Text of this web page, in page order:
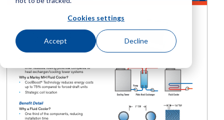
Cookies settings
Accept Decline